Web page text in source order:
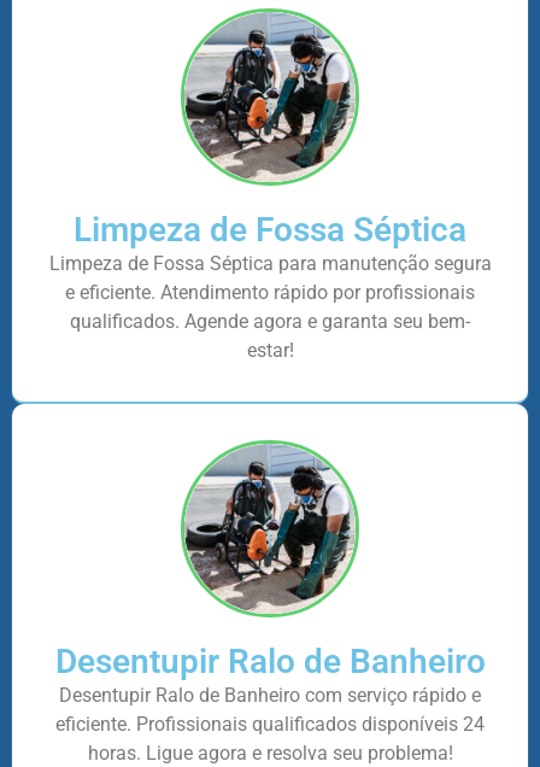
Limpeza de Fossa Séptica
Limpeza de Fossa Séptica para manutenção segura
e eficiente. Atendimento rápido por profissionais
qualificados. Agende agora e garanta seu bem-
estar!
Desentupir Ralo de Banheiro
Desentupir Ralo de Banheiro com serviço rápido e
eficiente. Profissionais qualificados disponíveis 24
horas. Ligue agora e resolva seu problema!